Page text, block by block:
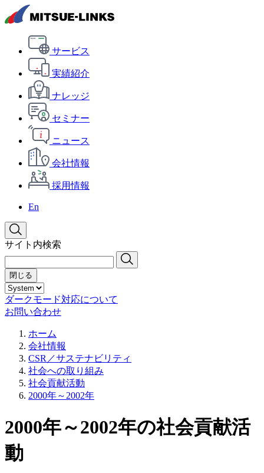
サービス
実績紹介
ナレッジ
セミナー
ニュース
会社情報
採用情報
En
サイト内検索
閉じる
ダークモード対応について
お問い合わせ
ホーム
会社情報
CSR／サステナビリティ
社会への取り組み
社会貢献活動
2000年～2002年
2000年～2002年の社会貢献活
動